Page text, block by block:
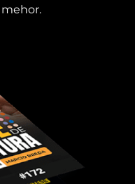
mehor.